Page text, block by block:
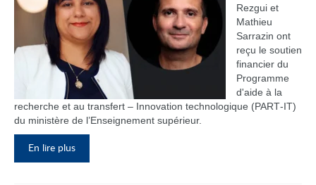
Rezgui et
Mathieu
Sarrazin ont
reçu le soutien
financier du
Programme
d'aide à la
recherche et au transfert – Innovation technologique (PART‑IT)
du ministère de l’Enseignement supérieur.
En lire plus